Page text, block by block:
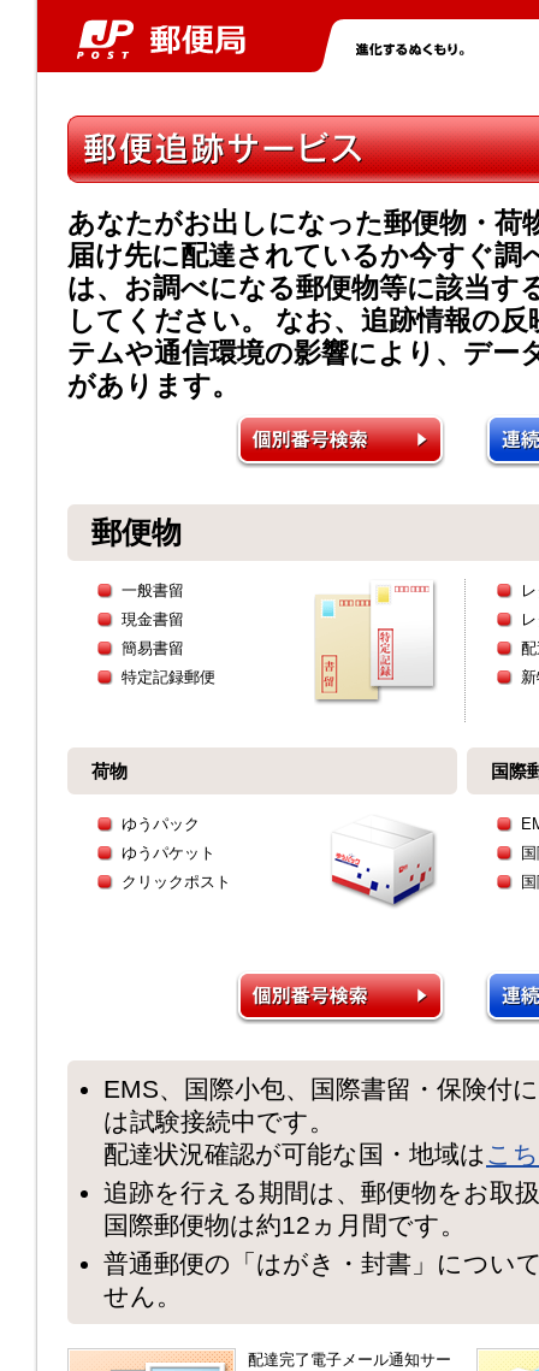
あなたがお出しになった郵便物・荷
届け先に配達されているか今すぐ調
は、お調べになる郵便物等に該当す
してください。 なお、追跡情報の
テムや通信環境の影響により、デー
があります。
郵便物
一般書留
現金書留
簡易書留
特定記録郵便
荷物
ゆうパック
ゆうパケット
クリックポスト
国際
EMS、国際小包、国際書留・保険付
は試験接続中です。
配達状況確認が可能な国・地域は こ
追跡を行える期間は、郵便物をお取
国際郵便物は約12ヵ月間です。
普通郵便の「はがき・封書」につい
せん。
配達完了電子メール通知サー